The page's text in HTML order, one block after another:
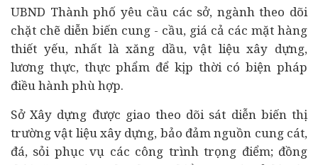
UBND Thành phố yêu cầu các sở, ngành theo dõi
chặt chẽ diễn biến cung - cầu, giá cả các mặt hàng
thiết yếu, nhất là xăng dầu, vật liệu xây dựng,
lương thực, thực phẩm để kịp thời có biện pháp
điều hành phù hợp.
Sở Xây dựng được giao theo dõi sát diễn biến thị
trường vật liệu xây dựng, bảo đảm nguồn cung cát,
đá, sỏi phục vụ các công trình trọng điểm; đồng